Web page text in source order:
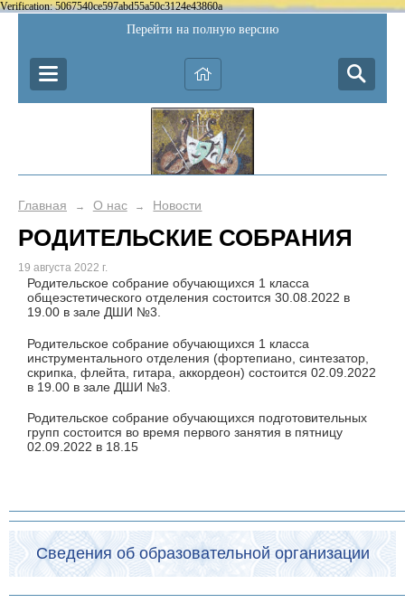
Verification: 5067540ce597abd55a50c3124e43860a
Перейти на полную версию
Главная → О нас → Новости
РОДИТЕЛЬСКИЕ СОБРАНИЯ
19 августа 2022 г.
Родительское собрание обучающихся 1 класса
общеэстетического отделения состоится 30.08.2022 в
19.00 в зале ДШИ №3.
Родительское собрание обучающихся 1 класса
инструментального отделения (фортепиано, синтезатор,
скрипка, флейта, гитара, аккордеон) состоится 02.09.2022
в 19.00 в зале ДШИ №3.
Родительское собрание обучающихся подготовительных
групп состоится во время первого занятия в пятницу
02.09.2022 в 18.15
Сведения об образовательной организации